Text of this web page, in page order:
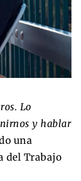
Lo
y hablar
una
del Trabajo